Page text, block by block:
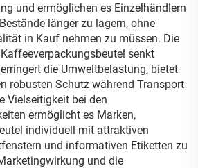
und ermöglichen es Einzelhändlern
länger zu lagern, ohne
in Kauf nehmen zu müssen. Die
senkt
die Umweltbelastung, bietet
robusten Schutz während Transport
Vielseitigkeit bei den
ermöglicht es Marken,
individuell mit attraktiven
und informativen Etiketten zu
und die